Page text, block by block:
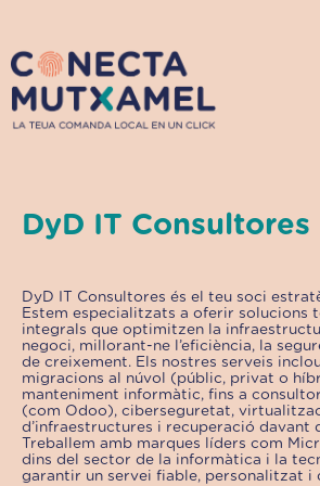
contingut
DyD IT Consultores
DyD IT Consultores és el teu soci
Estem especialitzats a oferir solucions
integrals que optimitzen la
negoci, millorant-ne l’eficiència, la
de creixement. Els nostres serveis
migracions al núvol (públic, privat o
manteniment informàtic, fins a
(com Odoo), ciberseguretat,
d’infraestructures i recuperació davant
Treballem amb marques líders com
dins del sector de la informàtica i la
garantir un servei fiable, personalitzat i